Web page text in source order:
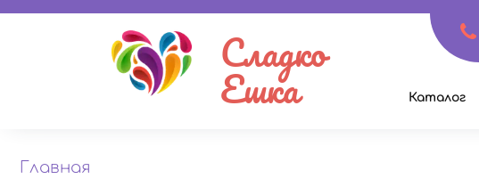
Сладко
Ешка Каталог
Главная